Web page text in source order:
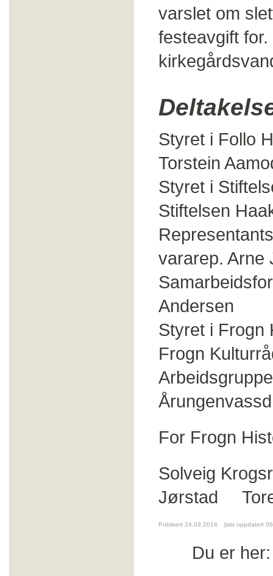
varslet om
festeavgift
Styret i Follo
Torstein
Styret i
Stiftelsen
vararep. Arne
Andersen
Styret i
Frogn
For Frogn
Solveig
Jørstad
Publisert 24.03.2014 (sist oppdatert
Du er